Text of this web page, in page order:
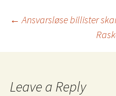
Post
navigation
← Ansvarsløse billister
Leave a Reply